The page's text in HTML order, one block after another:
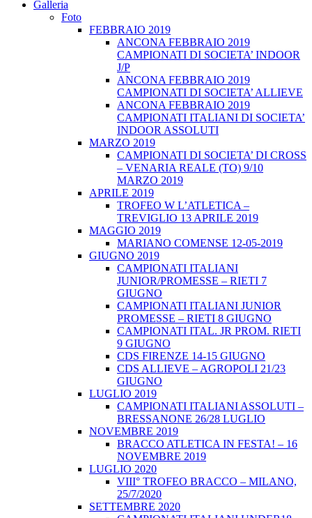
Galleria
Foto
FEBBRAIO 2019
ANCONA FEBBRAIO 2019
CAMPIONATI DI SOCIETA’ INDOOR
J/P
ANCONA FEBBRAIO 2019
CAMPIONATI DI SOCIETA’ ALLIEVE
ANCONA FEBBRAIO 2019
CAMPIONATI ITALIANI DI SOCIETA’
INDOOR ASSOLUTI
MARZO 2019
CAMPIONATI DI SOCIETA’ DI CROSS
– VENARIA REALE (TO) 9/10
MARZO 2019
APRILE 2019
TROFEO W L’ATLETICA –
TREVIGLIO 13 APRILE 2019
MAGGIO 2019
MARIANO COMENSE 12-05-2019
GIUGNO 2019
CAMPIONATI ITALIANI
JUNIOR/PROMESSE – RIETI 7
GIUGNO
CAMPIONATI ITALIANI JUNIOR
PROMESSE – RIETI 8 GIUGNO
CAMPIONATI ITAL. JR PROM. RIETI
9 GIUGNO
CDS FIRENZE 14-15 GIUGNO
CDS ALLIEVE – AGROPOLI 21/23
GIUGNO
LUGLIO 2019
CAMPIONATI ITALIANI ASSOLUTI –
BRESSANONE 26/28 LUGLIO
NOVEMBRE 2019
BRACCO ATLETICA IN FESTA! – 16
NOVEMBRE 2019
LUGLIO 2020
VIII° TROFEO BRACCO – MILANO,
25/7/2020
SETTEMBRE 2020